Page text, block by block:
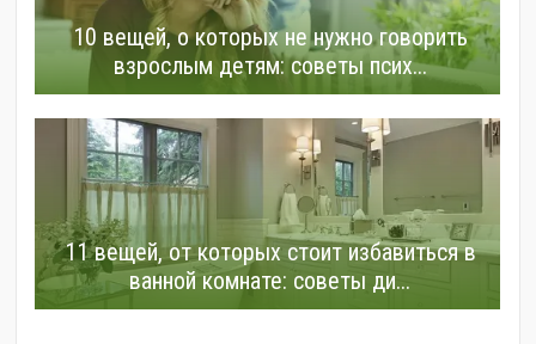
10 вещей, о которых не нужно говорить
взрослым детям: советы псих...
11 вещей, от которых стоит избавиться в
ванной комнате: советы ди...